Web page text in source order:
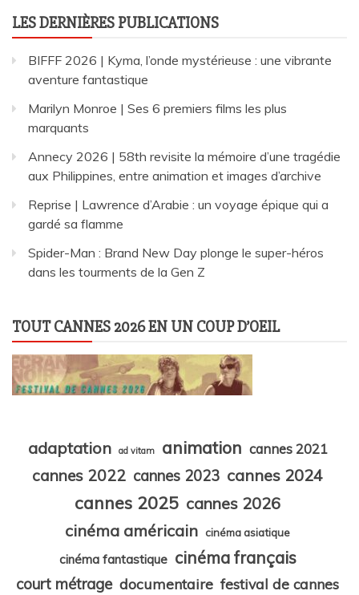
LES DERNIÈRES PUBLICATIONS
BIFFF 2026 | Kyma, l’onde mystérieuse : une vibrante
aventure fantastique
Marilyn Monroe | Ses 6 premiers films les plus
marquants
Annecy 2026 | 58th revisite la mémoire d’une tragédie
aux Philippines, entre animation et images d’archive
Reprise | Lawrence d’Arabie : un voyage épique qui a
gardé sa flamme
Spider-Man : Brand New Day plonge le super-héros
dans les tourments de la Gen Z
TOUT CANNES 2026 EN UN COUP D’OEIL
adaptation ad vitam animation cannes 2021
cannes 2022 cannes 2023 cannes 2024
cannes 2025 cannes 2026
cinéma américain
cinéma asiatique
cinéma fantastique cinéma français
court métrage documentaire festival de cannes